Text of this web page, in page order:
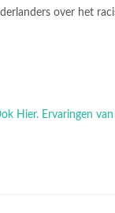
over het
Hier. Ervaringen van